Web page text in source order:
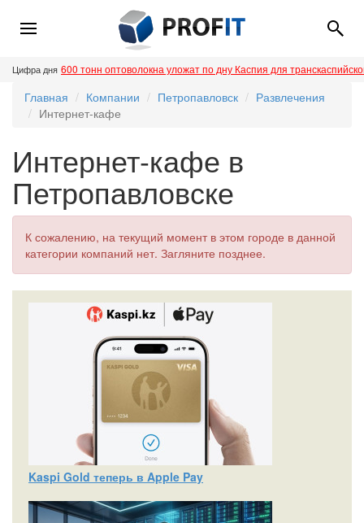
Цифра дня 600 тонн оптоволокна уложат по дну Каспия для
Главная Компании Петропавловск
Развлечения
Интернет-кафе
Интернет-кафе в
Петропавловске
К сожалению, на текущий момент в этом городе в данной
категории компаний нет. Загляните позднее.
Kaspi Gold теперь в Apple Pay